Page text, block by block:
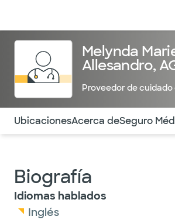
Melynda
Allesandro,
Proveedor de cuidado
Utilice esta navegación para saltar
UbicacionesAcerca deSeguro
Biografía
Idiomas hablados
Inglés